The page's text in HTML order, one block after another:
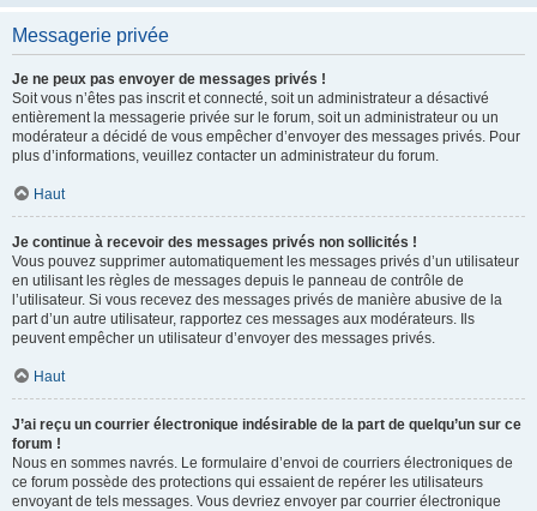
Messagerie privée
Je ne peux pas envoyer de messages privés !
Soit vous n’êtes pas inscrit et connecté, soit un administrateur a désactivé
entièrement la messagerie privée sur le forum, soit un administrateur ou un
modérateur a décidé de vous empêcher d’envoyer des messages privés. Pour
plus d’informations, veuillez contacter un administrateur du forum.
Haut
Je continue à recevoir des messages privés non sollicités !
Vous pouvez supprimer automatiquement les messages privés d’un utilisateur
en utilisant les règles de messages depuis le panneau de contrôle de
l’utilisateur. Si vous recevez des messages privés de manière abusive de la
part d’un autre utilisateur, rapportez ces messages aux modérateurs. Ils
peuvent empêcher un utilisateur d’envoyer des messages privés.
Haut
J’ai reçu un courrier électronique indésirable de la part de quelqu’un sur ce
forum !
Nous en sommes navrés. Le formulaire d’envoi de courriers électroniques de
ce forum possède des protections qui essaient de repérer les utilisateurs
envoyant de tels messages. Vous devriez envoyer par courrier électronique